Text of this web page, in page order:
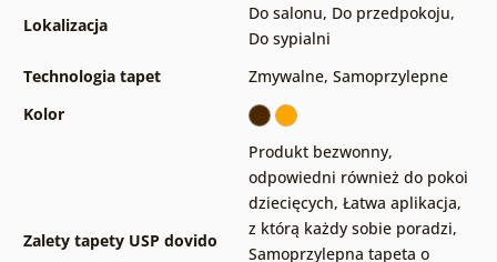
Lokalizacja
Do salonu, Do przedpokoju,
Do sypialni
Technologia tapet
Zmywalne, Samoprzylepne
Kolor
Zalety tapety USP dovido
Produkt bezwonny,
odpowiedni również do pokoi
dziecięcych, Łatwa aplikacja,
z którą każdy sobie poradzi,
Samoprzylepna tapeta o